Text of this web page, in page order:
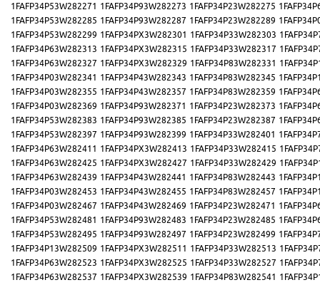
1FAFP34P53W282271 1FAFP34P93W282273 1FAFP34P23W282275
1FAFP34P53W282285 1FAFP34P93W282287 1FAFP34P23W282289
1FAFP34P53W282299 1FAFP34PX3W282301 1FAFP34P33W282303
1FAFP34P63W282313 1FAFP34PX3W282315 1FAFP34P33W282317
1FAFP34P63W282327 1FAFP34PX3W282329 1FAFP34P83W282331
1FAFP34P03W282341 1FAFP34P43W282343 1FAFP34P83W282345
1FAFP34P03W282355 1FAFP34P43W282357 1FAFP34P83W282359
1FAFP34P03W282369 1FAFP34P93W282371 1FAFP34P23W282373
1FAFP34P53W282383 1FAFP34P93W282385 1FAFP34P23W282387
1FAFP34P53W282397 1FAFP34P93W282399 1FAFP34P33W282401
1FAFP34P63W282411 1FAFP34PX3W282413 1FAFP34P33W282415
1FAFP34P63W282425 1FAFP34PX3W282427 1FAFP34P33W282429
1FAFP34P63W282439 1FAFP34P43W282441 1FAFP34P83W282443
1FAFP34P03W282453 1FAFP34P43W282455 1FAFP34P83W282457
1FAFP34P03W282467 1FAFP34P43W282469 1FAFP34P23W282471
1FAFP34P53W282481 1FAFP34P93W282483 1FAFP34P23W282485
1FAFP34P53W282495 1FAFP34P93W282497 1FAFP34P23W282499
1FAFP34P13W282509 1FAFP34PX3W282511 1FAFP34P33W282513
1FAFP34P63W282523 1FAFP34PX3W282525 1FAFP34P33W282527
1FAFP34P63W282537 1FAFP34PX3W282539 1FAFP34P83W282541